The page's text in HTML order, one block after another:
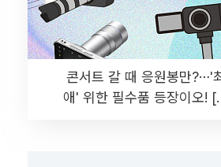
콘서트 갈 때 응원봉만?⋯'최
애' 위한 필수품 등장이오! [